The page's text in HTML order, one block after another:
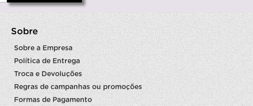
Sobre
Sobre a Empresa
Política de Entrega
Troca e Devoluções
Regras de campanhas ou promoções
Formas de Pagamento